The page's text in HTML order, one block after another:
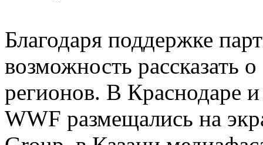
Благодаря поддержке
возможность рассказать
регионов. В Краснодаре
WWF размещались на